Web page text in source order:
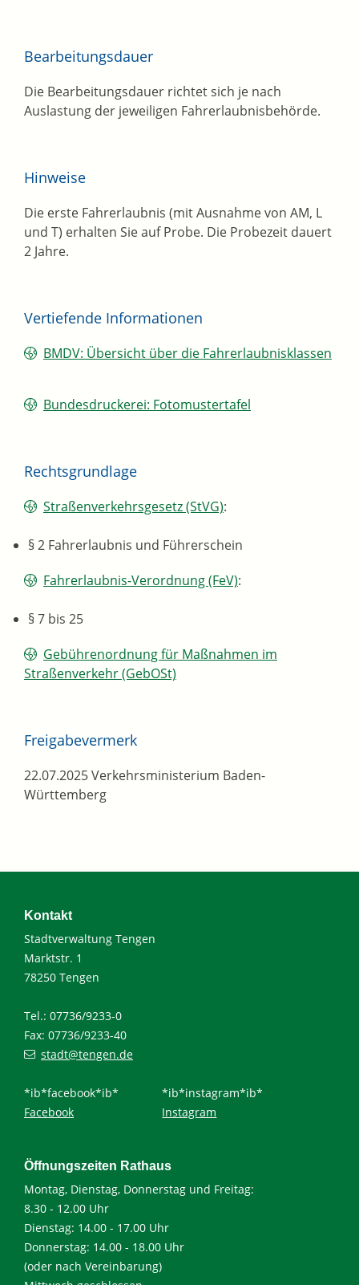
Bearbeitungsdauer
Die Bearbeitungsdauer richtet sich je nach
Auslastung der jeweiligen Fahrerlaubnisbehörde.
Hinweise
Die erste Fahrerlaubnis (mit Ausnahme von AM, L
und T) erhalten Sie auf Probe. Die Probezeit dauert
2 Jahre.
Vertiefende Informationen
BMDV: Übersicht über die Fahrerlaubnisklassen
Bundesdruckerei: Fotomustertafel
Rechtsgrundlage
Straßenverkehrsgesetz (StVG):
§ 2 Fahrerlaubnis und Führerschein
Fahrerlaubnis-Verordnung (FeV):
§ 7 bis 25
Gebührenordnung für Maßnahmen im
Straßenverkehr (GebOSt)
Freigabevermerk
22.07.2025 Verkehrsministerium Baden-
Württemberg
Kontakt
Stadtverwaltung Tengen
Marktstr. 1
78250 Tengen
Tel.: 07736/9233-0
Fax: 07736/9233-40
stadt@tengen.de
*ib*facebook*ib*
Facebook
*ib*instagram*ib*
Instagram
Öffnungszeiten Rathaus
Montag, Dienstag, Donnerstag und Freitag:
8.30 - 12.00 Uhr
Dienstag: 14.00 - 17.00 Uhr
Donnerstag: 14.00 - 18.00 Uhr
(oder nach Vereinbarung)